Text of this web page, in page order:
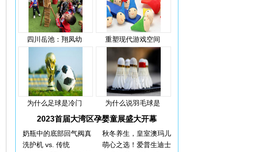
四川岳池：翔凤幼 重塑现代游戏空间
为什么足球是冷门 为什么说羽毛球是
2023首届大湾区孕婴童展盛大开幕
奶瓶中的底部回气阀真
秋冬养生，皇室澳玛儿
洗护机 vs. 传统
萌心之选！爱普生迪士